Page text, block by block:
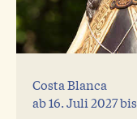
Costa Blanca
ab16. Juli 2027bis